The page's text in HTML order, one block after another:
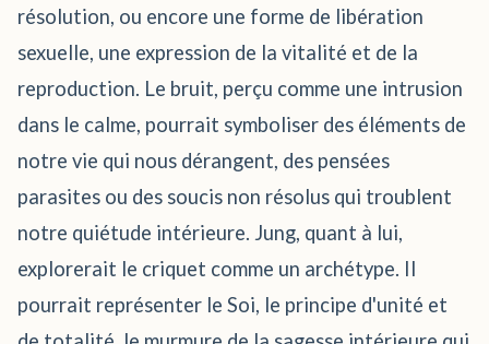
résolution, ou encore une forme de libération
sexuelle, une expression de la vitalité et de la
reproduction. Le bruit, perçu comme une intrusion
dans le calme, pourrait symboliser des éléments de
notre vie qui nous dérangent, des pensées
parasites ou des soucis non résolus qui troublent
notre quiétude intérieure. Jung, quant à lui,
explorerait le criquet comme un archétype. Il
pourrait représenter le Soi, le principe d'unité et